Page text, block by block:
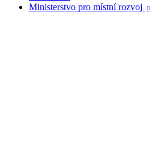
Ministerstvo pro místní rozvoj
